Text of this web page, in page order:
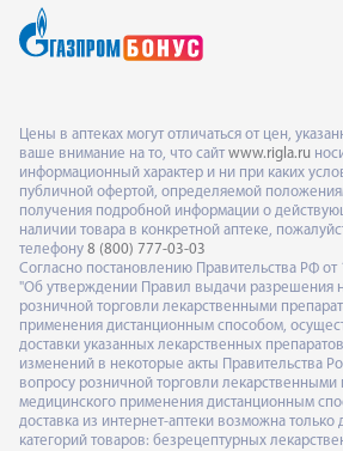
Цены в аптеках могут отличаться от цен,
ваше внимание на то, что сайт www.rigla.ru
информационный характер и ни при каких
публичной офертой, определяемой
получения подробной информации о
наличии товара в конкретной аптеке,
телефону 8 (800) 777-03-03
Согласно постановлению Правительства РФ
"Об утверждении Правил выдачи разрешения
розничной торговли лекарственными
применения дистанционным способом,
доставки указанных лекарственных
изменений в некоторые акты Правительства
вопросу розничной торговли лекарственными
медицинского применения дистанционным
доставка из интернет-аптеки возможна
категорий товаров: безрецептурных